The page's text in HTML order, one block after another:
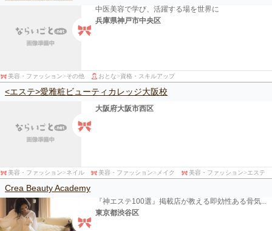
中医美容で学び、活躍する場を世界に
兵庫県神戸市中央区
美容・ファッション>その他 おとな>資格・スキルアップ
<エステ>愛雅粧ビューティカレッジ大阪校
大阪府大阪市西区
美容・ファッション>ネイル 美容・ファッション> メイク 美容・ファッション>エステ
Crea Beauty Academy
『神エステ100選』掲載店が教える即効性ある骨気...
東京都渋谷区